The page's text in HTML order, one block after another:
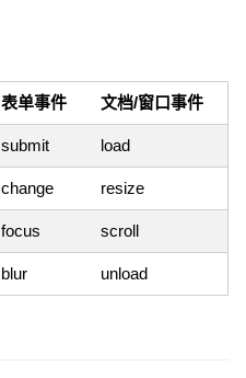
表单事件 文档/窗口事件
submit load
change resize
focus scroll
blur unload